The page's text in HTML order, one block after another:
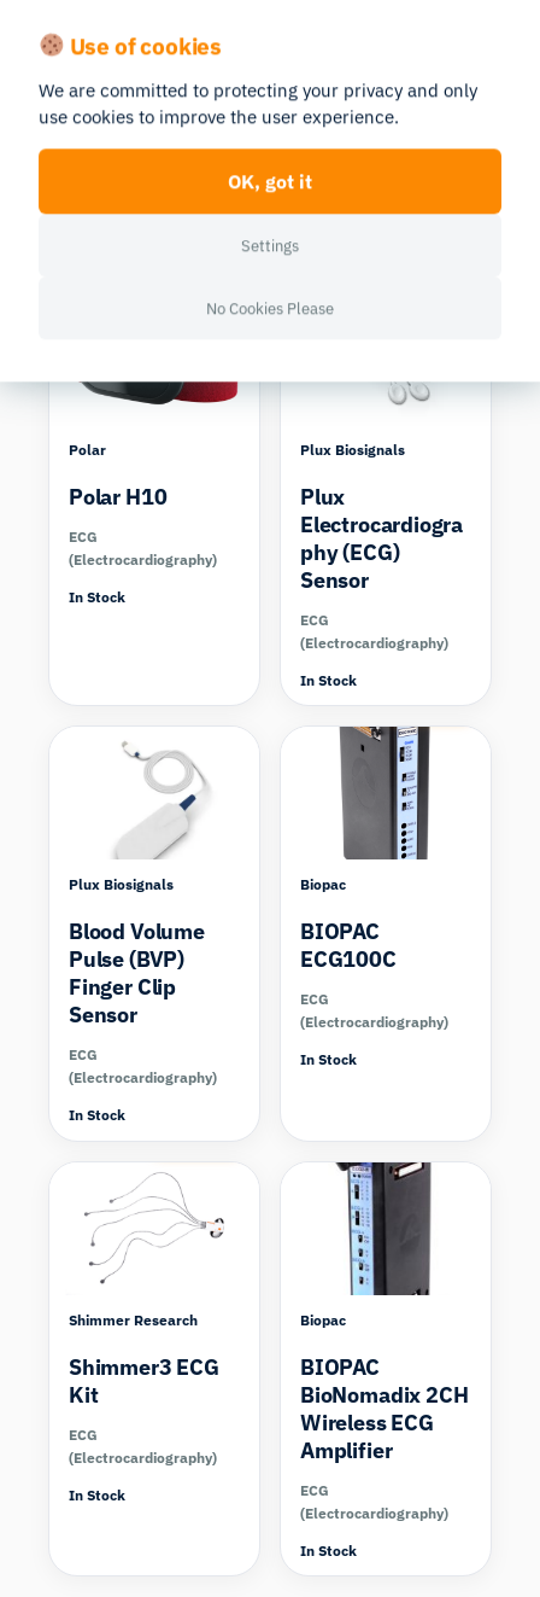
Polar
Polar H10
ECG
(Electrocardiography)
In Stock
Plux Biosignals
Plux
Electrocardiogra
phy (ECG)
Sensor
ECG
(Electrocardiography)
In Stock
Plux Biosignals
Blood Volume
Pulse (BVP)
Finger Clip
Sensor
ECG
(Electrocardiography)
In Stock
Biopac
BIOPAC
ECG100C
ECG
(Electrocardiography)
In Stock
Shimmer Research
Shimmer3 ECG
Kit
ECG
(Electrocardiography)
In Stock
Biopac
BIOPAC
BioNomadix 2CH
Wireless ECG
Amplifier
ECG
(Electrocardiography)
In Stock
numériques avec
Use of cookies
We are committed to protecting your privacy and only
use cookies to improve the user experience.
OK, got it
Settings
No Cookies Please